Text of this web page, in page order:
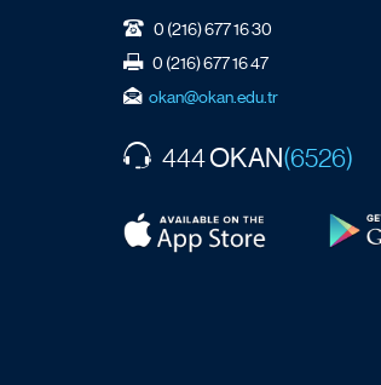
0 (216) 677 16 30
0 (216) 677 16 47
okan@okan.edu.tr
444OKAN(6526)